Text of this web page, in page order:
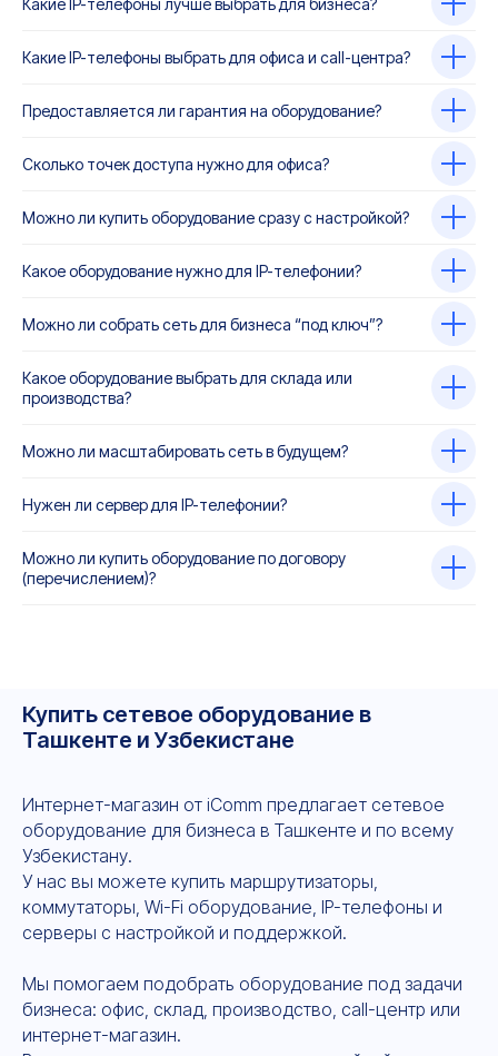
Какие IP-телефоны выбрать для офиса и call-центра?
Предоставляется ли гарантия на оборудование?
Сколько точек доступа нужно для офиса?
Можно ли купить оборудование сразу с настройкой?
Какое оборудование нужно для IP-телефонии?
Можно ли собрать сеть для бизнеса “под ключ”?
Какое оборудование выбрать для склада или
производства?
Можно ли масштабировать сеть в будущем?
Нужен ли сервер для IP-телефонии?
Можно ли купить оборудование по договору
(перечислением)?
Купить сетевое оборудование в
Ташкенте и Узбекистане
Интернет-магазин от iComm предлагает сетевое
оборудование для бизнеса в Ташкенте и по всему
Узбекистану.
У нас вы можете купить маршрутизаторы,
коммутаторы, Wi-Fi оборудование, IP-телефоны и
серверы с настройкой и поддержкой.
Мы помогаем подобрать оборудование под задачи
бизнеса: офис, склад, производство, call-центр или
интернет-магазин.